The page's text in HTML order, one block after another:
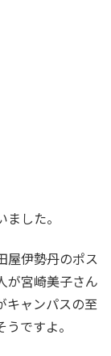
した。
屋伊勢丹のポス
が宮崎美子さん
キャンパスの至
ですよ。